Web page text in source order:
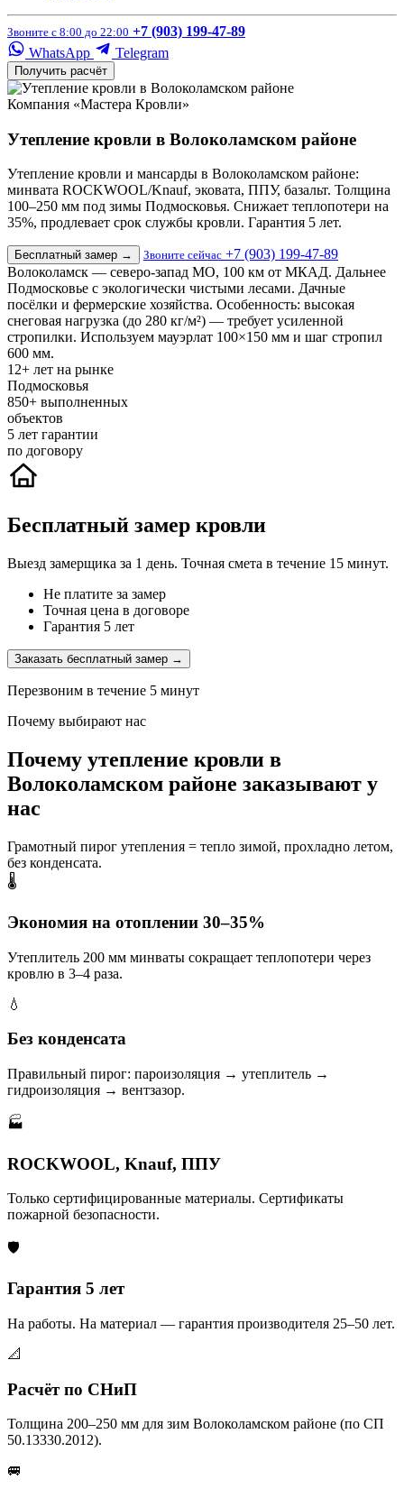
Звоните с 8:00 до 22:00 +7 (903) 199-47-89
WhatsApp
Telegram
Получить расчёт
Компания «Мастера Кровли»
Утепление кровли в Волоколамском районе
Утепление кровли и мансарды в Волоколамском районе:
минвата ROCKWOOL/Knauf, эковата, ППУ, базальт. Толщина
100–250 мм под зимы Подмосковья. Снижает теплопотери на
35%, продлевает срок службы кровли. Гарантия 5 лет.
Бесплатный замер → Звоните сейчас +7 (903) 199-47-89
Волоколамск — северо-запад МО, 100 км от МКАД. Дальнее
Подмосковье с экологически чистыми лесами. Дачные
посёлки и фермерские хозяйства. Особенность: высокая
снеговая нагрузка (до 280 кг/м²) — требует усиленной
стропилки. Используем мауэрлат 100×150 мм и шаг стропил
600 мм.
12+ лет на рынке
Подмосковья
850+ выполненных
объектов
5 лет гарантии
по договору
Бесплатный замер кровли
Выезд замерщика за 1 день. Точная смета в течение 15 минут.
Не платите за замер
Точная цена в договоре
Гарантия 5 лет
Заказать бесплатный замер →
Перезвоним в течение 5 минут
Почему выбирают нас
Почему утепление кровли в
Волоколамском районе заказывают у
нас
Грамотный пирог утепления = тепло зимой, прохладно летом,
без конденсата.
🌡️
Экономия на отоплении 30–35%
Утеплитель 200 мм минваты сокращает теплопотери через
кровлю в 3–4 раза.
💧
Без конденсата
Правильный пирог: пароизоляция → утеплитель →
гидроизоляция → вентзазор.
🏭
ROCKWOOL, Knauf, ППУ
Только сертифицированные материалы. Сертификаты
пожарной безопасности.
🛡️
Гарантия 5 лет
На работы. На материал — гарантия производителя 25–50 лет.
📐
Расчёт по СНиП
Толщина 200–250 мм для зим Волоколамском районе (по СП
50.13330.2012).
🚐